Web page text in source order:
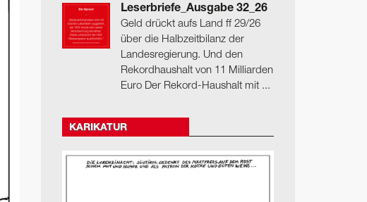
Leserbriefe_Ausgabe 32_26
Geld drückt aufs Land ff 29/26
über die Halbzeitbilanz der
Landesregierung. Und den
Rekordhaushalt von 11 Milliarden
Euro Der Rekord-Haushalt mit ...
KARIKATUR